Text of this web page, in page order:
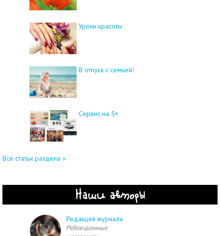
Уроки красоты
В отпуск с семьей!
Сервис на 5+
Все статьи раздела »
Наши авторы
Редакция журнала
Редакционные